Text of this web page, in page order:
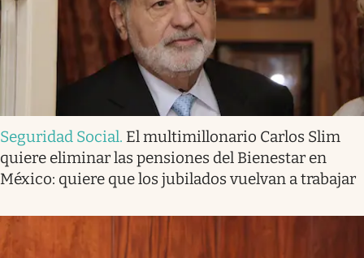
Seguridad Social. El multimillonario Carlos Slim
quiere eliminar las pensiones del Bienestar en
México: quiere que los jubilados vuelvan a trabajar